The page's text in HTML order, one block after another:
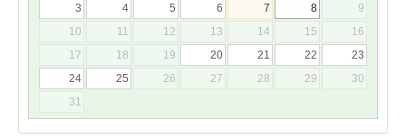
3
4 5 6 7 8
9
10
11 12 13 14 15
16
17
18 19 20 21 22
23
24
25 26 27 28 29
30
31